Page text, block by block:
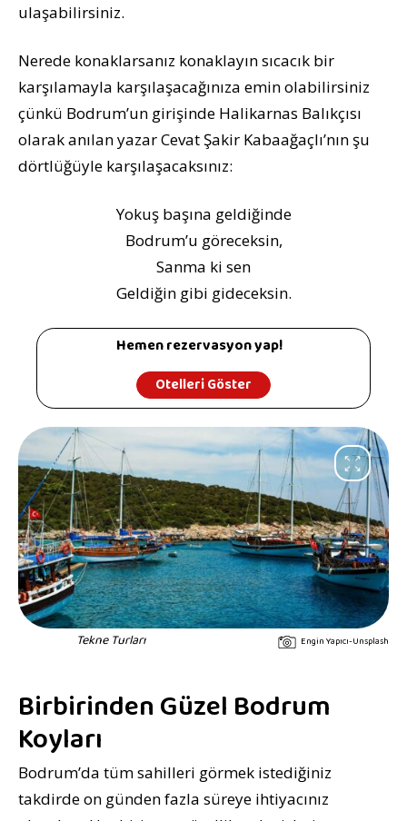
ulaşabilirsiniz.
Nerede konaklarsanız konaklayın sıcacık bir
karşılamayla karşılaşacağınıza emin olabilirsiniz
çünkü Bodrum’un girişinde Halikarnas Balıkçısı
olarak anılan yazar Cevat Şakir Kabaağaçlı’nın şu
dörtlüğüyle karşılaşacaksınız:
Yokuş başına geldiğinde
Bodrum’u göreceksin,
Sanma ki sen
Geldiğin gibi gideceksin.
Hemen rezervasyon yap!
Otelleri Göster
Tekne Turları Engin Yapıcı-Unsplash
Birbirinden Güzel Bodrum
Koyları
Bodrum’da tüm sahilleri görmek istediğiniz
takdirde on günden fazla süreye ihtiyacınız